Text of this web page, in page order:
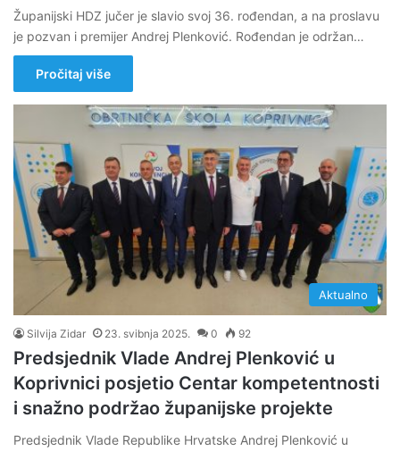
Županijski HDZ jučer je slavio svoj 36. rođendan, a na proslavu
je pozvan i premijer Andrej Plenković. Rođendan je održan…
Pročitaj više
Aktualno
Silvija Zidar 23. svibnja 2025. 0 92
Predsjednik Vlade Andrej Plenković u
Koprivnici posjetio Centar kompetentnosti
i snažno podržao županijske projekte
Predsjednik Vlade Republike Hrvatske Andrej Plenković u